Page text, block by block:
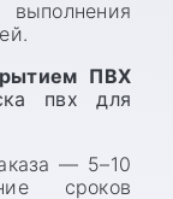
ПВХ
пвх для
— 5–10
сроков